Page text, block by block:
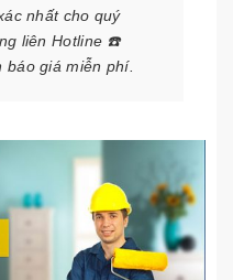
nhất cho quý
liên Hotline ☎️
báo giá miễn phí.